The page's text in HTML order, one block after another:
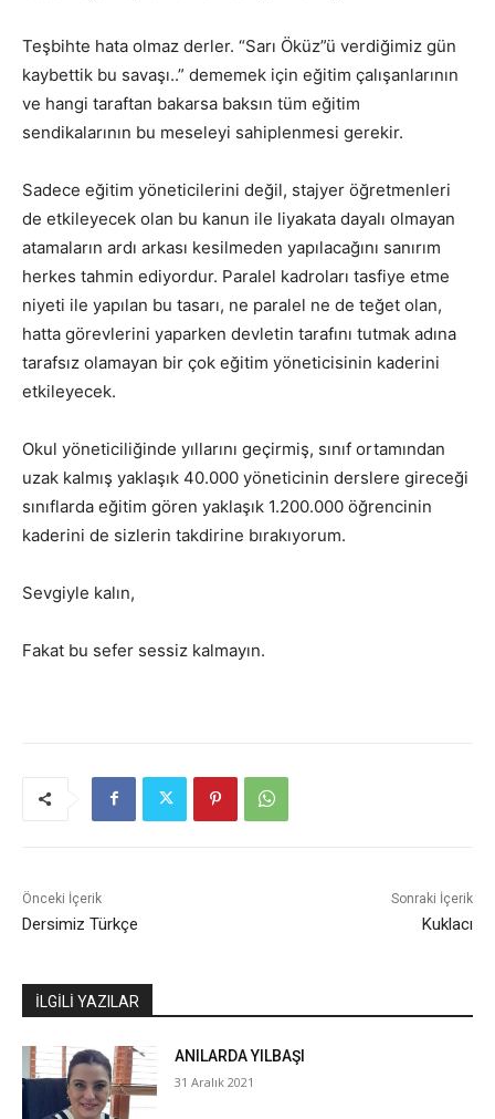
Teşbihte hata olmaz derler. “Sarı Öküz”ü verdiğimiz gün
kaybettik bu savaşı..” dememek için eğitim çalışanlarının
ve hangi taraftan bakarsa baksın tüm eğitim
sendikalarının bu meseleyi sahiplenmesi gerekir.
Sadece eğitim yöneticilerini değil, stajyer öğretmenleri
de etkileyecek olan bu kanun ile liyakata dayalı olmayan
atamaların ardı arkası kesilmeden yapılacağını sanırım
herkes tahmin ediyordur. Paralel kadroları tasfiye etme
niyeti ile yapılan bu tasarı, ne paralel ne de teğet olan,
hatta görevlerini yaparken devletin tarafını tutmak adına
tarafsız olamayan bir çok eğitim yöneticisinin kaderini
etkileyecek.
Okul yöneticiliğinde yıllarını geçirmiş, sınıf ortamından
uzak kalmış yaklaşık 40.000 yöneticinin derslere gireceği
sınıflarda eğitim gören yaklaşık 1.200.000 öğrencinin
kaderini de sizlerin takdirine bırakıyorum.
Sevgiyle kalın,
Fakat bu sefer sessiz kalmayın.
Önceki İçerik
Dersimiz Türkçe
Sonraki İçerik
Kuklacı
İLGİLİ YAZILAR
ANILARDA YILBAŞI
31 Aralık 2021